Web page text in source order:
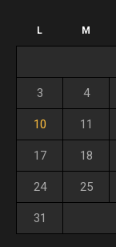
L M
3 4
10 11
17 18
24 25
31